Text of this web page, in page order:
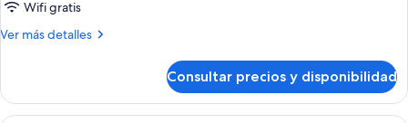
Wifi gratis
Ver más detalles
Más
junior
Consultar precios y disponibilidad